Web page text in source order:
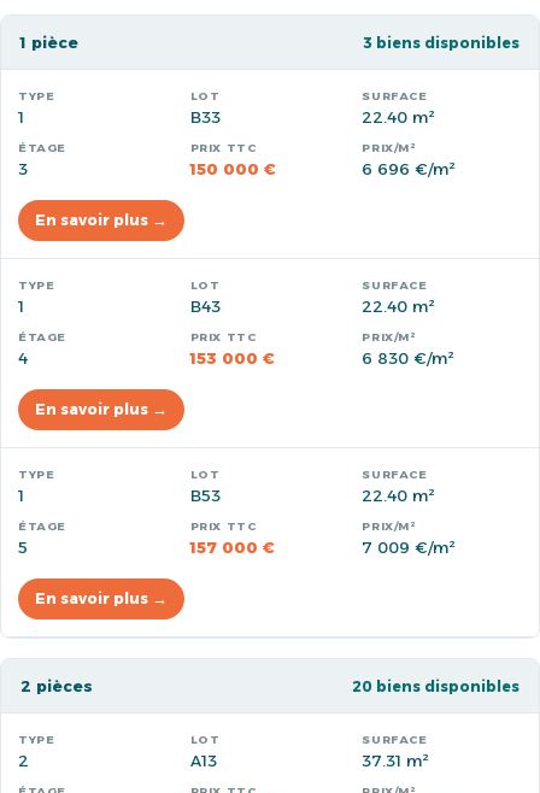
1 pièce 3 biens disponibles
1 B33 22.40 m²
3 150 000 € 6 696 €/m²
En savoir plus →
1 B43 22.40 m²
4 153 000 € 6 830 €/m²
En savoir plus →
1 B53 22.40 m²
5 157 000 € 7 009 €/m²
En savoir plus →
2 pièces 20 biens disponibles
2 A13 37.31 m²